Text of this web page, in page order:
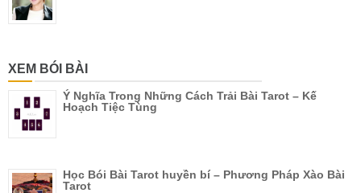
XEM BÓI BÀI
Ý Nghĩa Trong Những Cách Trải Bài Tarot – Kế
Hoạch Tiệc Tùng
Học Bói Bài Tarot huyền bí – Phương Pháp Xào Bài
Tarot